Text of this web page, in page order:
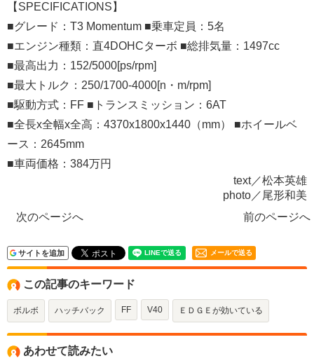
【SPECIFICATIONS】
■グレード：T3 Momentum ■乗車定員：5名
■エンジン種類：直4DOHCターボ ■総排気量：1497cc
■最高出力：152/5000[ps/rpm]
■最大トルク：250/1700-4000[n・m/rpm]
■駆動方式：FF ■トランスミッション：6AT
■全長x全幅x全高：4370x1800x1440（mm） ■ホイールベ
ース：2645mm
■車両価格：384万円
text／松本英雄
photo／尾形和美
次のページへ
前のページへ
サイトを追加 メールで送る
この記事のキーワード
ボルボ ハッチバック FF V40 ＥＤＧＥが効いている
あわせて読みたい